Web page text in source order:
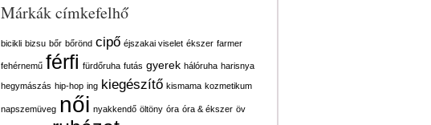
Márkák címkefelhő
bicikli bizsu bőr bőrönd cipő éjszakai viselet ékszer farmer
fehérnemű férfi fürdőruha futás gyerek hálóruha harisnya
hegymászás hip-hop ing kiegészítő kismama kozmetikum
napszemüveg női nyakkendő öltöny óra óra & ékszer öv